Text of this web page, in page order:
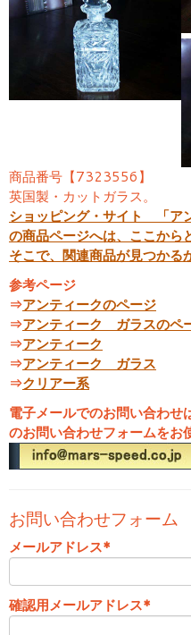
商品番号【7323556】
英国製・カットガラス。
ショッピング・サイト 「ア
の商品ページへは、ここから
そこで、関連商品が見つかる
参考ページ
⇒アンティークのページ
⇒アンティーク ガラスのペ
⇒アンティーク
⇒アンティーク ガラス
⇒クリアー系
電子メールでのお問い合わせ
のお問い合わせフォームをお
お問い合わせフォーム
メールアドレス*
確認用メールアドレス*